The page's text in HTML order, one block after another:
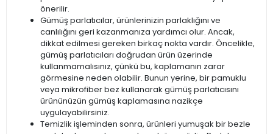
önerilir.
Gümüş parlatıcılar, ürünlerinizin parlaklığını ve
canlılığını geri kazanmanıza yardımcı olur. Ancak,
dikkat edilmesi gereken birkaç nokta vardır. Öncelikle,
gümüş parlatıcıları doğrudan ürün üzerinde
kullanmamalısınız, çünkü bu, kaplamanın zarar
görmesine neden olabilir. Bunun yerine, bir pamuklu
veya mikrofiber bez kullanarak gümüş parlatıcısını
ürününüzün gümüş kaplamasına nazikçe
uygulayabilirsiniz.
Temizlik işleminden sonra, ürünleri yumuşak bir bezle